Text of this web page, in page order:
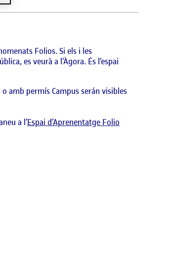
Folios. Si els i les
es veurà a l’Àgora. És l’espai
amb permís Campus serán visibles
a l’Espai d’Aprenentatge Folio